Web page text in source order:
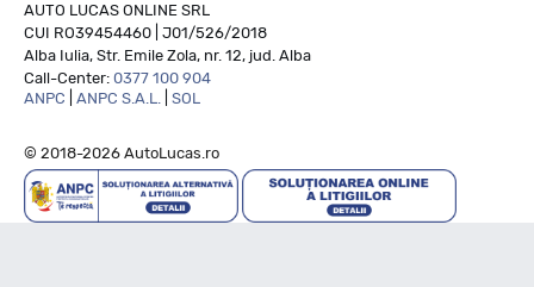
AUTO LUCAS ONLINE SRL
CUI RO39454460 | J01/526/2018
Alba Iulia, Str. Emile Zola, nr. 12, jud. Alba
Call-Center: 0377 100 904
ANPC
ANPC S.A.L. SOL
© 2018-2026 AutoLucas.ro